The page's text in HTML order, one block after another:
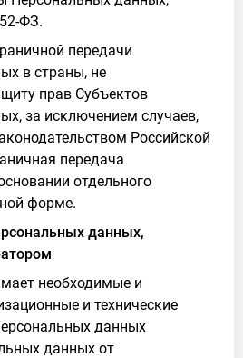
ФЗ.
передачи
в страны, не
прав Субъектов
за исключением случаев,
Российской
передача
отдельного
форме.
данных,
необходимые и
и технические
данных
данных от